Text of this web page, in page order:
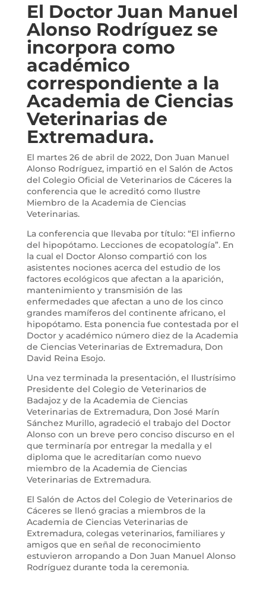
El Doctor Juan Manuel
Alonso Rodríguez se
incorpora como
académico
correspondiente a la
Academia de Ciencias
Veterinarias de
Extremadura.
El martes 26 de abril de 2022, Don Juan Manuel
Alonso Rodríguez, impartió en el Salón de Actos
del Colegio Oficial de Veterinarios de Cáceres la
conferencia que le acreditó como Ilustre
Miembro de la Academia de Ciencias
Veterinarias.
La conferencia que llevaba por título: “El infierno
del hipopótamo. Lecciones de ecopatología”. En
la cual el Doctor Alonso compartió con los
asistentes nociones acerca del estudio de los
factores ecológicos que afectan a la aparición,
mantenimiento y transmisión de las
enfermedades que afectan a uno de los cinco
grandes mamíferos del continente africano, el
hipopótamo. Esta ponencia fue contestada por el
Doctor y académico número diez de la Academia
de Ciencias Veterinarias de Extremadura, Don
David Reina Esojo.
Una vez terminada la presentación, el Ilustrísimo
Presidente del Colegio de Veterinarios de
Badajoz y de la Academia de Ciencias
Veterinarias de Extremadura, Don José Marín
Sánchez Murillo, agradeció el trabajo del Doctor
Alonso con un breve pero conciso discurso en el
que terminaría por entregar la medalla y el
diploma que le acreditarían como nuevo
miembro de la Academia de Ciencias
Veterinarias de Extremadura.
El Salón de Actos del Colegio de Veterinarios de
Cáceres se llenó gracias a miembros de la
Academia de Ciencias Veterinarias de
Extremadura, colegas veterinarios, familiares y
amigos que en señal de reconocimiento
estuvieron arropando a Don Juan Manuel Alonso
Rodríguez durante toda la ceremonia.